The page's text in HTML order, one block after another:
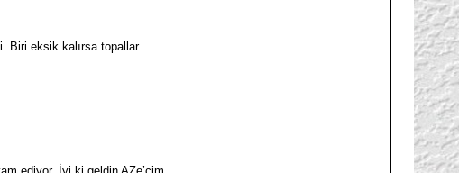
Biri eksik kalırsa topallar